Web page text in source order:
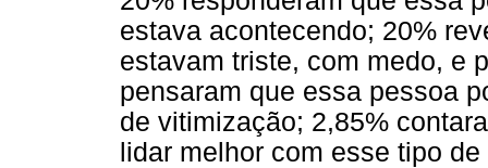
estava acontecendo; 20%
estavam triste, com medo, e
pensaram que essa pessoa
de vitimização; 2,85%
lidar melhor com esse tipo